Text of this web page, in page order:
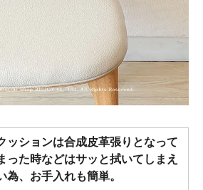
ッションは合成皮革張りとなって
った時などはサッと拭いてしまえ
為、お手入れも簡単。